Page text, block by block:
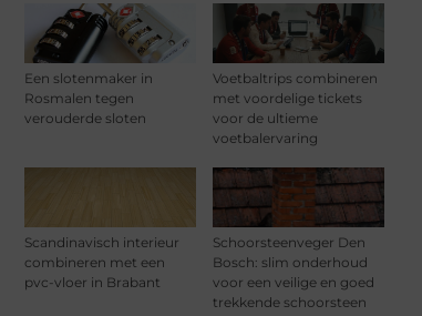
Een slotenmaker in
Rosmalen tegen
verouderde sloten
Voetbaltrips combineren
met voordelige tickets
voor de ultieme
voetbalervaring
Scandinavisch interieur
combineren met een
pvc-vloer in Brabant
Schoorsteenveger Den
Bosch: slim onderhoud
voor een veilige en goed
trekkende schoorsteen